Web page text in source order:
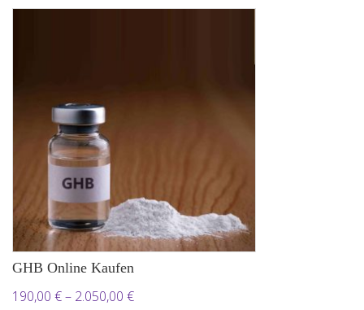
GHB Online Kaufen
190,00 €– 2.050,00 €Preisspanne: